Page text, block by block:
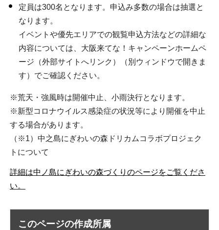
定員は300名となります。申込み多数の場合は抽選と
なります。
イベントや優先エリアでの観覧申込方法などの詳細な
内容については、大阪来てな！キャンペーンホームペ
ージ（外部サイトへリンク）（別ウィンドウで開きま
す）でご確認ください。
※荒天・強風時は開催中止、小雨決行となります。
※新型コロナウイルス感染症の状況等により開催を中止
する場合があります。
（※1）中之島にぎわいの森ドリカムコラボプロジェク
トについて
詳細は中ノ島にぎわいの森づくりのページをご覧くださ
い。
このページの作成所属